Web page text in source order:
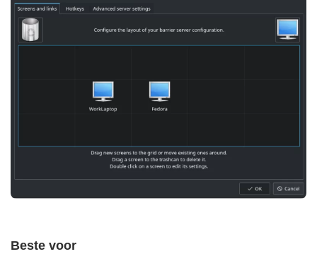
Beste voor